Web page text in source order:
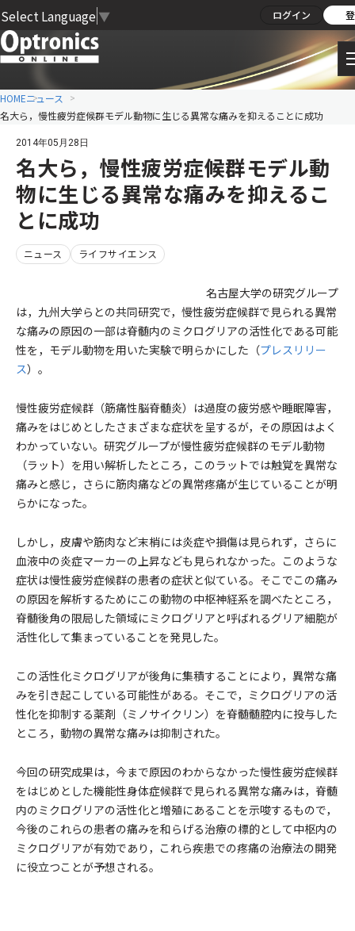
Select Language ▼ ログイン
HOMEニュース
名大ら，慢性疲労症候群モデル動物に生じる異常な痛みを抑えることに成功
2014年05月28日
名大ら，慢性疲労症候群モデル動
物に生じる異常な痛みを抑えるこ
とに成功
ニュース ライフサイエンス
名古屋大学の研究グループ
は，九州大学らとの共同研究で，慢性疲労症候群で見られる異常
な痛みの原因の一部は脊髄内のミクログリアの活性化である可能
性を，モデル動物を用いた実験で明らかにした（プレスリリー
ス）。
慢性疲労症候群（筋痛性脳脊髄炎）は過度の疲労感や睡眠障害，
痛みをはじめとしたさまざまな症状を呈するが，その原因はよく
わかっていない。研究グループが慢性疲労症候群のモデル動物
（ラット）を用い解析したところ，このラットでは触覚を異常な
痛みと感じ，さらに筋肉痛などの異常疼痛が生じていることが明
らかになった。
しかし，皮膚や筋肉など末梢には炎症や損傷は見られず，さらに
血液中の炎症マーカーの上昇なども見られなかった。このような
症状は慢性疲労症候群の患者の症状と似ている。そこでこの痛み
の原因を解析するためにこの動物の中枢神経系を調べたところ，
脊髄後角の限局した領域にミクログリアと呼ばれるグリア細胞が
活性化して集まっていることを発見した。
この活性化ミクログリアが後角に集積することにより，異常な痛
みを引き起こしている可能性がある。そこで，ミクログリアの活
性化を抑制する薬剤（ミノサイクリン）を脊髄髄腔内に投与した
ところ，動物の異常な痛みは抑制された。
今回の研究成果は，今まで原因のわからなかった慢性疲労症候群
をはじめとした機能性身体症候群で見られる異常な痛みは，脊髄
内のミクログリアの活性化と増殖にあることを示唆するもので，
今後のこれらの患者の痛みを和らげる治療の標的として中枢内の
ミクログリアが有効であり，これら疾患での疼痛の治療法の開発
に役立つことが予想される。